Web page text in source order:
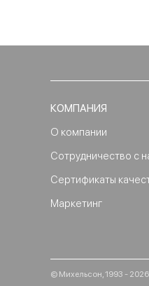
КОМПАНИЯ
О компании
Сотрудничество с
Сертификаты
Маркетинг
© Михельсон, 1993 -